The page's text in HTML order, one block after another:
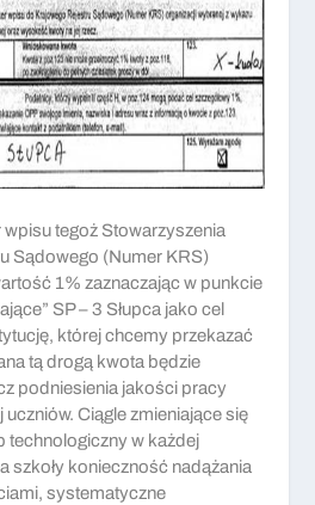
tegoż Stowarzyszenia
Sądowego (Numer KRS)
1% zaznaczając w punkcie
SP – 3 Słupca jako cel
której chcemy przekazać
tą drogą kwota będzie
podniesienia jakości pracy
uczniów. Ciągle zmieniające się
technologiczny w każdej
szkoły konieczność nadążania
systematyczne